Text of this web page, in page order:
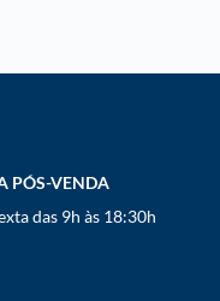
PÓS-VENDA
das 9h às 18:30h